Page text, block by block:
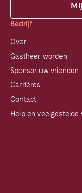
Bedrijf
Over
Gastheer worden
Sponsor uw vrienden
Carrières
Contact
Help en veelgestelde